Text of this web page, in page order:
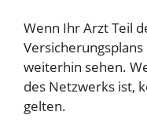
Wenn Ihr Arzt Teil
weiterhin sehen.
des Netzwerks ist,
gelten.